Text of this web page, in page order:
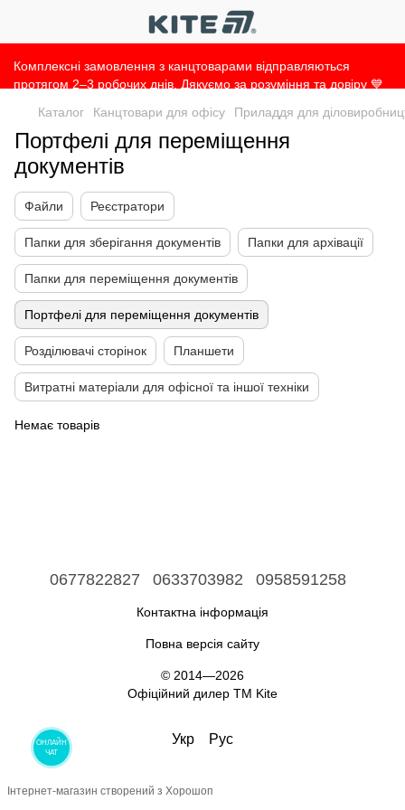
Комплексні замовлення з канцтоварами відправляються
протягом 2–3 робочих днів. Дякуємо за розуміння та довіру 💙
Каталог
Канцтовари для офісу Приладдя для
Портфелі для переміщення
документів
Файли Реєстратори
Папки для зберігання документів Папки для архівації
Папки для переміщення документів
Портфелі для переміщення документів
Розділювачі сторінок Планшети
Витратні матеріали для офісної та іншої техніки
Немає товарів
0677822827 0633703982 0958591258
Контактна інформація
Повна версія сайту
© 2014—2026
Офіційний дилер ТМ Kite
Укр Рус
Інтернет-магазин створений з Хорошоп
ОНЛАЙН
ЧАТ